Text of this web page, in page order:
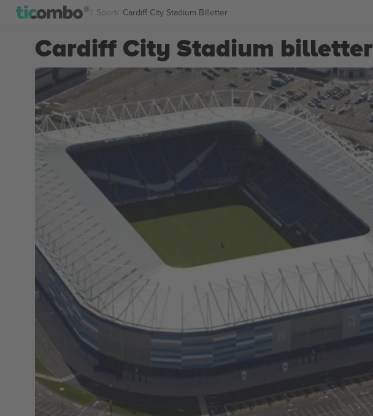
Sport Cardiff City Stadium Billetter
Cardiff City Stadium billetter